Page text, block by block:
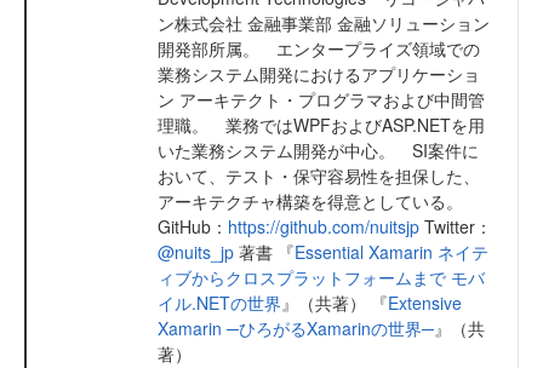
ン株式会社 金融事業部 金融ソリューション
開発部所属。 エンタープライズ領域での
業務システム開発におけるアプリケーショ
ン アーキテクト・プログラマおよび中間管
理職。 業務ではWPFおよびASP.NETを用
いた業務システム開発が中心。 SI案件に
おいて、テスト・保守容易性を担保した、
アーキテクチャ構築を得意としている。
GitHub： https://github.com/nuitsjp Twitter：
@nuits_jp 著書 『Essential Xamarin ネイテ
ィブからクロスプラットフォームまで モバ
イル.NETの世界』（共著） 『Extensive
Xamarin ─ひろがるXamarinの世界─』（共
著）